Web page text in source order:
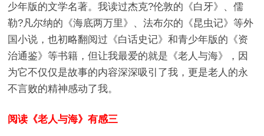
少年版的文学名著。我读过杰克?伦敦的《白牙》、儒
勒?凡尔纳的《海底两万里》、法布尔的《昆虫记》等外
国小说，也初略翻阅过《白话史记》和青少年版的《资
治通鉴》等书籍，但让我最爱的就是《老人与海》，因
为它不仅仅是故事的内容深深吸引了我，更是老人的永
不言败的精神感动了我。
阅读《老人与海》有感三